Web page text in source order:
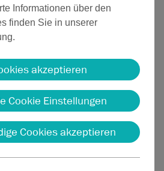
Informationen über den
finden Sie in unserer
akzeptieren
Cookie Einstellungen
Cookies akzeptieren
Divers
Nachname